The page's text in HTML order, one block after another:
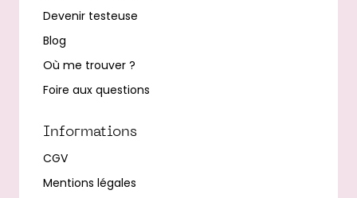
Devenir testeuse
Blog
Où me trouver ?
Foire aux questions
Informations
CGV
Mentions légales